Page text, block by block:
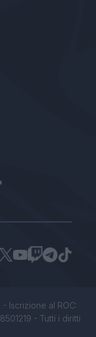
Iscrizione al ROC:
- Tutti i diritti